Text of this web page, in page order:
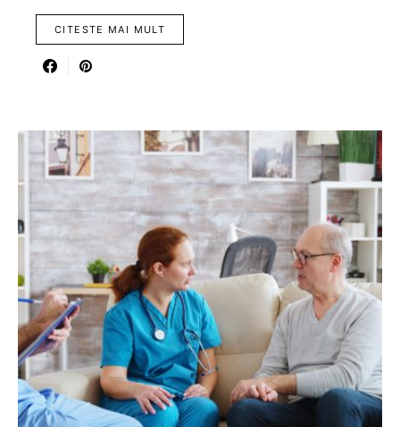
CITESTE MAI MULT